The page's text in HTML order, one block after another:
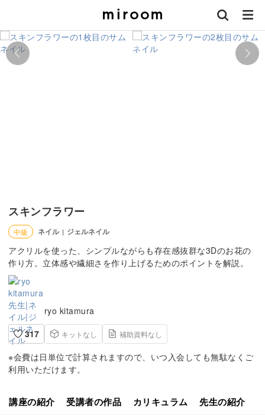
スキンフラワー
中級 ネイル | ジェルネイル
アクリルを使った、シンプルながらも存在感抜群な3Dのお花の
作り方。立体感や繊細さを作り上げるためのポイントを解説。
ryo kitamura
317
キットなし 補助資料なし
※会費は日単位で計算されますので、いつ入会しても無駄なくご
利用いただけます。
講座の紹介 受講者の作品 カリキュラム 先生の紹介